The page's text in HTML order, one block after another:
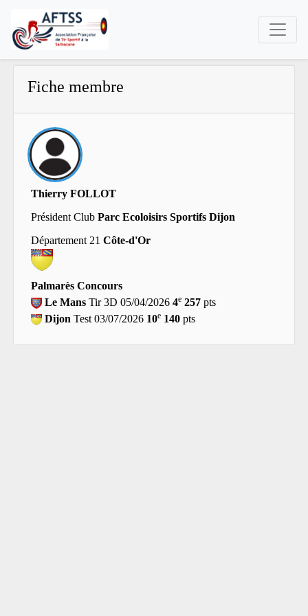
Fiche membre
Thierry FOLLOT
Président Club Parc Ecoloisirs Sportifs Dijon
Département 21 Côte-d'Or
Palmarès Concours
Le Mans Tir 3D 05/04/2026 4e 257 pts
Dijon Test 03/07/2026 10e 140 pts